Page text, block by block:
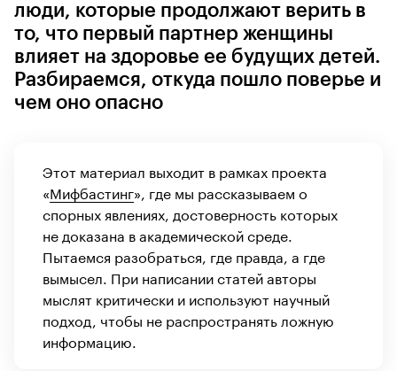
люди, которые продолжают верить в
то, что первый партнер женщины
влияет на здоровье ее будущих детей.
Разбираемся, откуда пошло поверье и
чем оно опасно
Этот материал выходит в рамках проекта
«Мифбастинг», где мы рассказываем о
спорных явлениях, достоверность которых
не доказана в академической среде.
Пытаемся разобраться, где правда, а где
вымысел. При написании статей авторы
мыслят критически и используют научный
подход, чтобы не распространять ложную
информацию.